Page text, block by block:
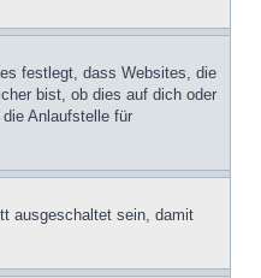
festlegt, dass Websites, die
bist, ob dies auf dich oder
Anlaufstelle für
ausgeschaltet sein, damit